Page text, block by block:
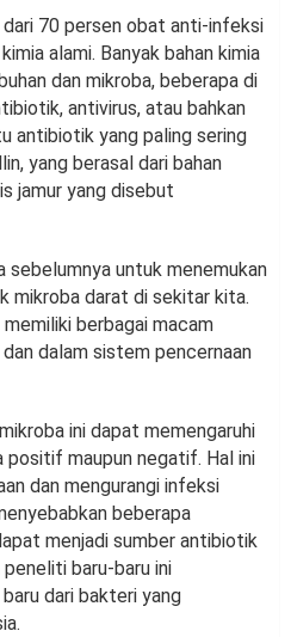
70 persen obat anti-infeksi
alami. Banyak bahan kimia
dan mikroba, beberapa di
antivirus, atau bahkan
antibiotik yang paling sering
yang berasal dari bahan
jamur yang disebut
sebelumnya untuk menemukan
mikroba darat di sekitar kita.
berbagai macam
dalam sistem pencernaan
ini dapat memengaruhi
positif maupun negatif. Hal ini
dan mengurangi infeksi
beberapa
menjadi sumber antibiotik
baru-baru ini
dari bakteri yang